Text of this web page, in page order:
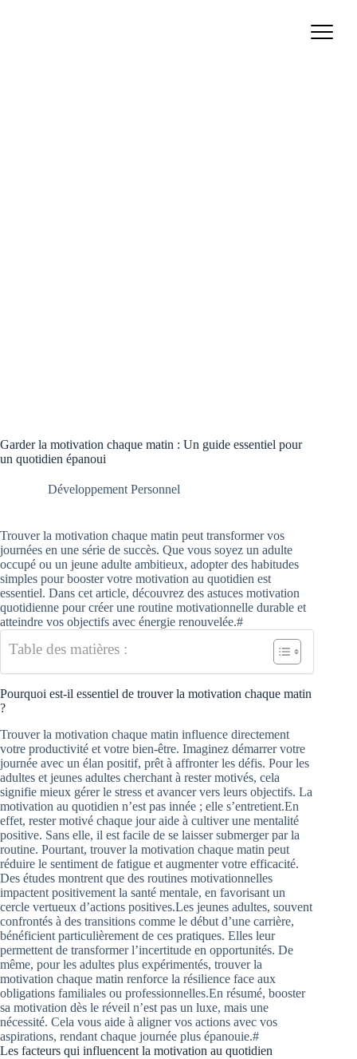
Garder la motivation chaque matin : Un guide essentiel pour
un quotidien épanoui
Développement Personnel
Trouver la motivation chaque matin peut transformer vos
journées en une série de succès. Que vous soyez un adulte
occupé ou un jeune adulte ambitieux, adopter des habitudes
simples pour booster votre motivation au quotidien est
essentiel. Dans cet article, découvrez des astuces motivation
quotidienne pour créer une routine motivationnelle durable et
atteindre vos objectifs avec énergie renouvelée.#
Table des matières :
Pourquoi est-il essentiel de trouver la motivation chaque matin
?
Trouver la motivation chaque matin influence directement
votre productivité et votre bien-être. Imaginez démarrer votre
journée avec un élan positif, prêt à affronter les défis. Pour les
adultes et jeunes adultes cherchant à rester motivés, cela
signifie mieux gérer le stress et avancer vers leurs objectifs. La
motivation au quotidien n’est pas innée ; elle s’entretient.En
effet, rester motivé chaque jour aide à cultiver une mentalité
positive. Sans elle, il est facile de se laisser submerger par la
routine. Pourtant, trouver la motivation chaque matin peut
réduire le sentiment de fatigue et augmenter votre efficacité.
Des études montrent que des routines motivationnelles
impactent positivement la santé mentale, en favorisant un
cercle vertueux d’actions positives.Les jeunes adultes, souvent
confrontés à des transitions comme le début d’une carrière,
bénéficient particulièrement de ces pratiques. Elles leur
permettent de transformer l’incertitude en opportunités. De
même, pour les adultes plus expérimentés, trouver la
motivation chaque matin renforce la résilience face aux
obligations familiales ou professionnelles.En résumé, booster
sa motivation dès le réveil n’est pas un luxe, mais une
nécessité. Cela vous aide à aligner vos actions avec vos
aspirations, rendant chaque journée plus épanouie.#
Les facteurs qui influencent la motivation au quotidien